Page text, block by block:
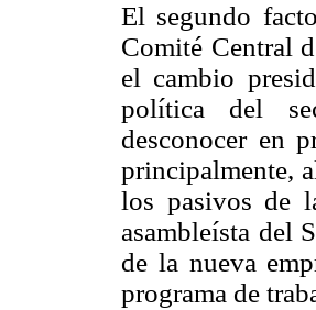
El segundo
Comité Central
el cambio
política del
desconocer en
principalmente,
los pasivos de
asambleísta del
de la nueva
programa de